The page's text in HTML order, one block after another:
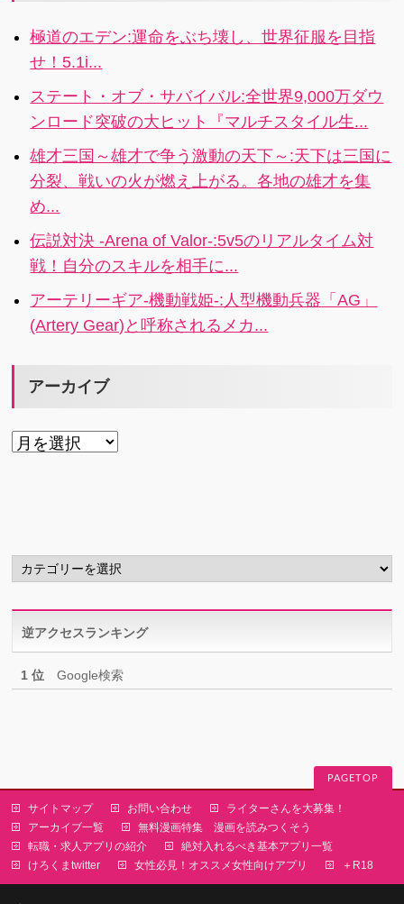
たった一人の
王を目指す物
語ーーー 最大
4人協力プレイ
で楽しめるキ
ャラクターコ
マンドRPGが
登場！
極道のエデン:運命をぶち壊し、世界征服を目指
せ！5.1i...
ステート・オブ・サバイバル:全世界9,000万ダウ
ンロード突破の大ヒット『マルチスタイル生...
雄才三国～雄才で争う激動の天下～:天下は三国に
分裂、戦いの火が燃え上がる。各地の雄才を集
め...
伝説対決 -Arena of Valor-:5v5のリアルタイム対
戦！自分のスキルを相手に...
アーテリーギア-機動戦姫-:人型機動兵器「AG」
(Artery Gear)と呼称されるメカ...
アーカイブ
ア
カ
テ
リ
ー逆アクセスランキング
1 位 Google検索
PAGETOP
サイトマップ お問い合わせ
ライターさんを大募集！
アーカイブ一覧
無料漫画特集 漫画を読みつくそう
転職・求人アプリの紹介
絶対入れるべき基本アプリ一覧
けろくまtwitter
女性必見！オススメ女性向けアプリ ＋R18